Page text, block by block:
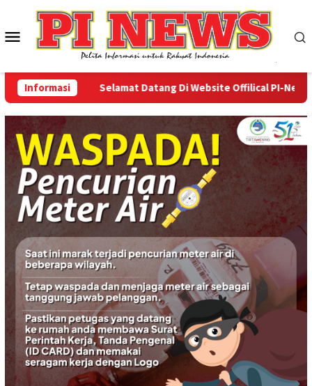
konten
Menu
Mobile
Informasi Selamat Datang Di Website Offilical PI-News